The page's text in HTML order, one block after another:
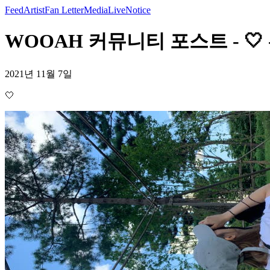
FeedArtistFan LetterMediaLiveNotice
WOOAH 커뮤니티 포스트 - 🤍
2021년 11월 7일
🤍